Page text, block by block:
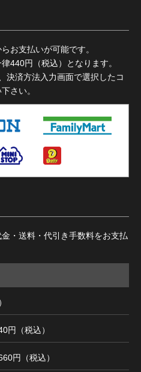
お支払いが可能です。
440円（税込）となります。
決済方法入力画面で選択したコ
さい。
・送料・代引き手数料をお支払
円（税込）
円（税込）